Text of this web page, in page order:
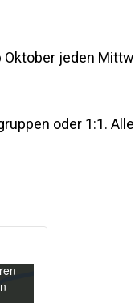
jeden
oder 1:1.